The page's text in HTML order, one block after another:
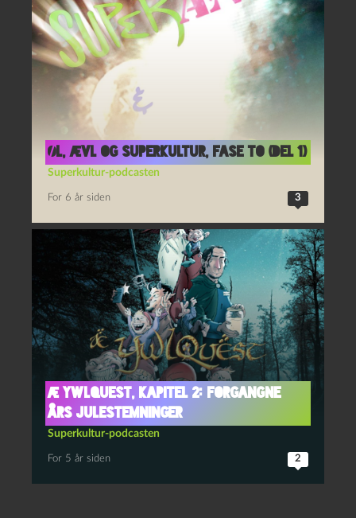
Øl, Ævl og Superkultur, fase to (del 1)
Superkultur-podcasten
For 6 år siden 3
Æ YwlQuest, kapitel 2: Forgangne
Års Julestemninger
Superkultur-podcasten
For 5 år siden 2